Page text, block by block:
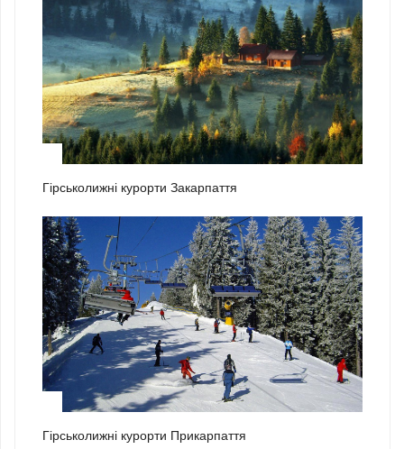
Гірськолижні курорти Закарпаття
Гірськолижні курорти Прикарпаття